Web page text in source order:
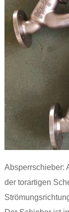
Absperrschieber:
der torartigen